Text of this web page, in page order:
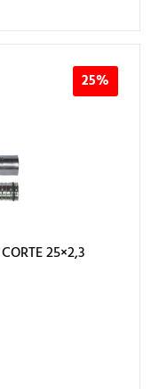
25%
25×2,3